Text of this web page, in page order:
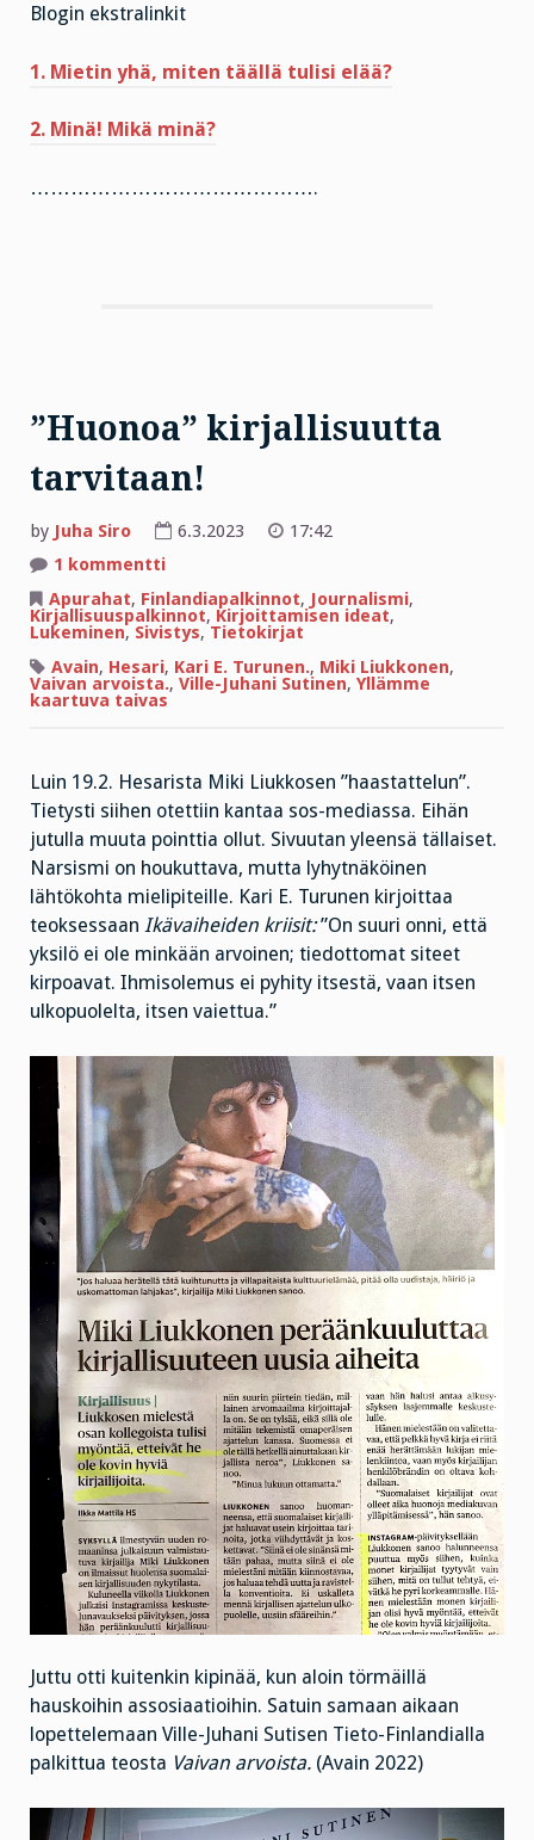
Blogin ekstralinkit
1. Mietin yhä, miten täällä tulisi elää?
2. Minä! Mikä minä?
…………………………………….
”Huonoa” kirjallisuutta
tarvitaan!
by Juha Siro 6.3.2023
17:42
1 kommenttiartikkeliin
kirjallisuutta
tarvitaan!
Apurahat, Finlandiapalkinnot, Journalismi,
Kirjallisuuspalkinnot, Kirjoittamisen ideat,
Lukeminen, Sivistys, Tietokirjat
Avain, Hesari, Kari E. Turunen., Miki Liukkonen,
Vaivan arvoista., Ville-Juhani Sutinen, Yllämme
kaartuva taivas
Luin 19.2. Hesarista Miki Liukkosen ”haastattelun”.
Tietysti siihen otettiin kantaa sos-mediassa. Eihän
jutulla muuta pointtia ollut. Sivuutan yleensä tällaiset.
Narsismi on houkuttava, mutta lyhytnäköinen
lähtökohta mielipiteille. Kari E. Turunen kirjoittaa
teoksessaan Ikävaiheiden kriisit:”On suuri onni, että
yksilö ei ole minkään arvoinen; tiedottomat siteet
kirpoavat. Ihmisolemus ei pyhity itsestä, vaan itsen
ulkopuolelta, itsen vaiettua.”
Juttu otti kuitenkin kipinää, kun aloin törmäillä
hauskoihin assosiaatioihin. Satuin samaan aikaan
lopettelemaan Ville-Juhani Sutisen Tieto-Finlandialla
palkittua teosta Vaivan arvoista. (Avain 2022)